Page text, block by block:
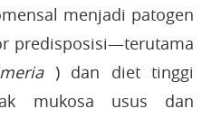
menjadi patogen
predisposisi—terutama
) dan diet tinggi
mukosa usus dan